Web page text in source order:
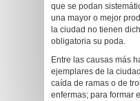
que se podan
una mayor o mejor
la ciudad no tienen
obligatoria su poda.
Entre las causas más
ejemplares de la
caída de ramas o de
enfermas; para formar